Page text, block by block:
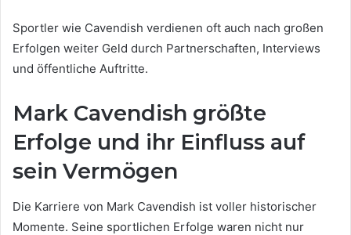
Sportler wie Cavendish verdienen oft auch nach großen
Erfolgen weiter Geld durch Partnerschaften, Interviews
und öffentliche Auftritte.
Mark Cavendish größte
Erfolge und ihr Einfluss auf
sein Vermögen
Die Karriere von Mark Cavendish ist voller historischer
Momente. Seine sportlichen Erfolge waren nicht nur